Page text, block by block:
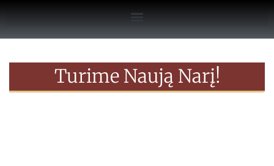
Turime Naują Narį!